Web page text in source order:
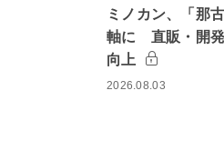
ミノカン、「那
軸に 直販・開
向上
2026.08.03